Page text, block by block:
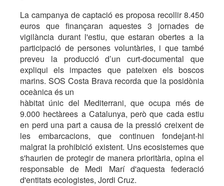
La campanya de captació es proposa recollir 8.450
euros que finançaran aquestes 3 jornades de
vigilància durant l'estiu, que estaran obertes a la
participació de persones voluntàries, i que també
preveu la producció d’un curt-documental que
expliqui els impactes que pateixen els boscos
marins. SOS Costa Brava recorda que la posidònia
oceànica és un
hàbitat únic del Mediterrani, que ocupa més de
9.000 hectàrees a Catalunya, però que cada estiu
en perd una part a causa de la pressió creixent de
les embarcacions, que continuen fondejant-hi
malgrat la prohibició existent. Uns ecosistemes que
s'haurien de protegir de manera prioritària, opina el
responsable de Medi Marí d'aquesta federació
d'entitats ecologistes, Jordi Cruz.